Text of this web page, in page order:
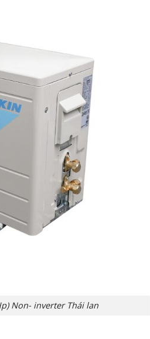
Non- inverter Thái lan